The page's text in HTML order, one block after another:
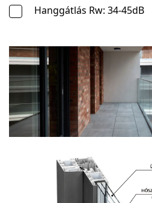
Hanggátlás Rw: 34-45dB